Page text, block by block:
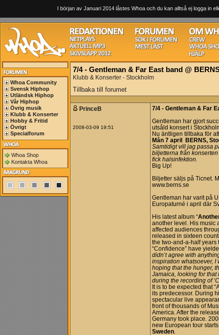
I början av Januari 2014 låstes Whoa och du kan alltså ej logga in
Whoa Community
Svensk Hiphop
Utländsk Hiphop
Vår Hiphop
Övrig musik
Klubb & Konserter
Hobby & Fritid
Övrigt
Specialforum
Whoa Shop
Kontakta Whoa
7/4 - Gentleman & Far East band @
Klubb & Konserter - Stockholm
Tillbaka till forumet
PrinceB
2008-03-09 19:51
7/4 - Gentleman & Far
Gentleman har gjort
utsåld konsert i
Nu äntligen tillbaka för
Mån 7 april BERNS,
Samtidigt vill jag passa
biljetterna från
fick halsinfektion.
Big Up!
Biljetter säljs på Ticnet.
www.berns.se
Gentleman har varit på
Europaturné i april där
His latest album “
another level. His music
affected audiences
released in sixteen
the two-and-a-half years
“Confidence” have
didn’t agree with
inspiration whatsoever, I
hoping that the hunger,
Jamaica , looking for
during the recording of
It is to be expected that
its predecessor. During
spectacular live
front of thousands of
America. After the
Germany took place.
new European tour
Sweden